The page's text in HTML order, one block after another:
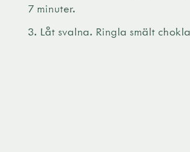
7 minuter.
3. Låt svalna. Ringla smält